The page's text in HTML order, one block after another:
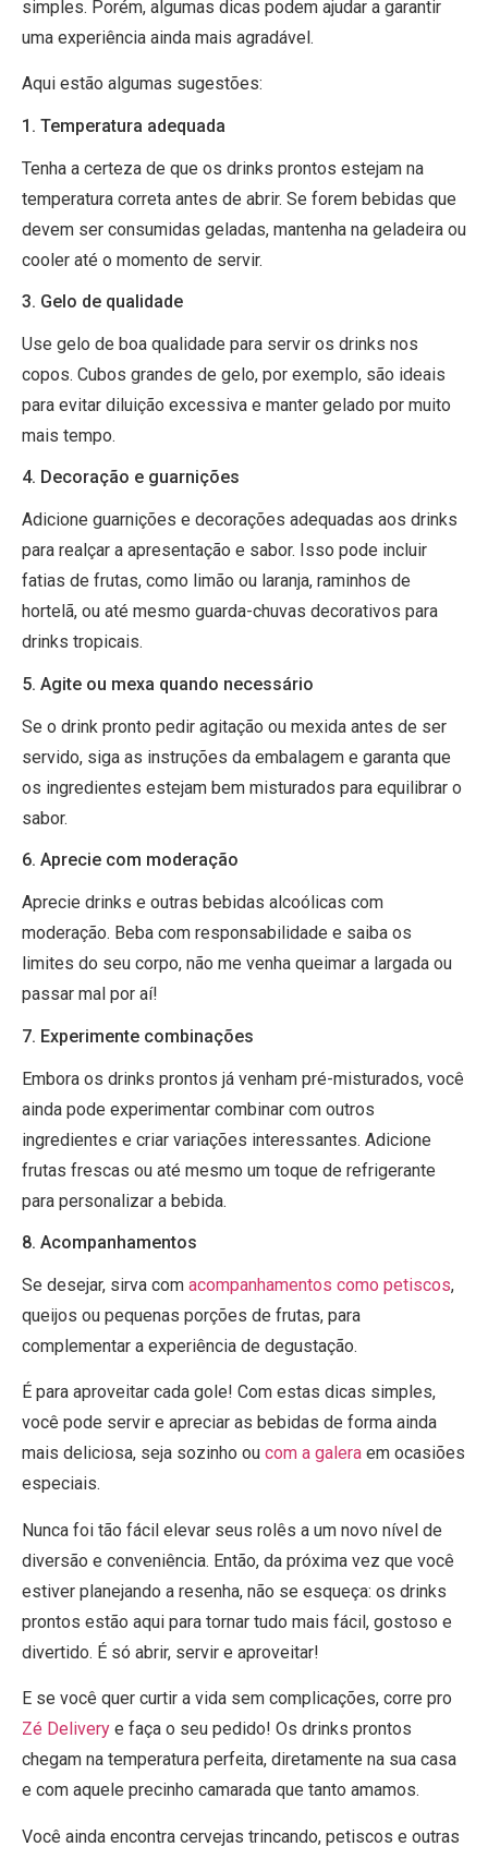
simples. Porém, algumas dicas podem ajudar a garantir
uma experiência ainda mais agradável.
Aqui estão algumas sugestões:
1. Temperatura adequada
Tenha a certeza de que os drinks prontos estejam na
temperatura correta antes de abrir. Se forem bebidas que
devem ser consumidas geladas, mantenha na geladeira ou
cooler até o momento de servir.
3. Gelo de qualidade
Use gelo de boa qualidade para servir os drinks nos
copos. Cubos grandes de gelo, por exemplo, são ideais
para evitar diluição excessiva e manter gelado por muito
mais tempo.
4. Decoração e guarnições
Adicione guarnições e decorações adequadas aos drinks
para realçar a apresentação e sabor. Isso pode incluir
fatias de frutas, como limão ou laranja, raminhos de
hortelã, ou até mesmo guarda-chuvas decorativos para
drinks tropicais.
5. Agite ou mexa quando necessário
Se o drink pronto pedir agitação ou mexida antes de ser
servido, siga as instruções da embalagem e garanta que
os ingredientes estejam bem misturados para equilibrar o
sabor.
6. Aprecie com moderação
Aprecie drinks e outras bebidas alcoólicas com
moderação. Beba com responsabilidade e saiba os
limites do seu corpo, não me venha queimar a largada ou
passar mal por aí!
7. Experimente combinações
Embora os drinks prontos já venham pré-misturados, você
ainda pode experimentar combinar com outros
ingredientes e criar variações interessantes. Adicione
frutas frescas ou até mesmo um toque de refrigerante
para personalizar a bebida.
8. Acompanhamentos
Se desejar, sirva com acompanhamentos como petiscos,
queijos ou pequenas porções de frutas, para
complementar a experiência de degustação.
É para aproveitar cada gole! Com estas dicas simples,
você pode servir e apreciar as bebidas de forma ainda
mais deliciosa, seja sozinho ou com a galera em ocasiões
especiais.
Nunca foi tão fácil elevar seus rolês a um novo nível de
diversão e conveniência. Então, da próxima vez que você
estiver planejando a resenha, não se esqueça: os drinks
prontos estão aqui para tornar tudo mais fácil, gostoso e
divertido. É só abrir, servir e aproveitar!
E se você quer curtir a vida sem complicações, corre pro
Zé Delivery e faça o seu pedido! Os drinks prontos
chegam na temperatura perfeita, diretamente na sua casa
e com aquele precinho camarada que tanto amamos.
Você ainda encontra cervejas trincando, petiscos e outras